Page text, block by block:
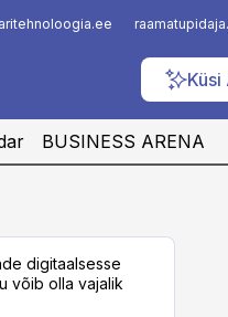
aritehnoloogia.ee
Küsi
BUSINESS ARENA
digitaalsesse
võib olla vajalik